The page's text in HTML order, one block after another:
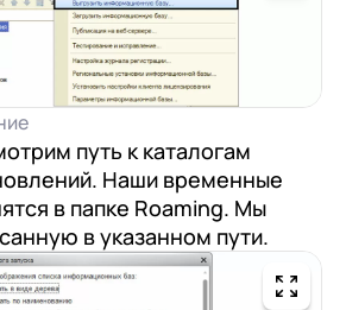
путь к каталогам
Наши временные
в папке Roaming. Мы
в указанном пути.